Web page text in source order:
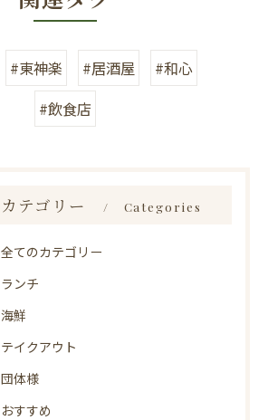
#東神楽 #居酒屋
#和心
#飲食店
カテゴリー Categories
全てのカテゴリー
ランチ
海鮮
テイクアウト
団体様
おすすめ